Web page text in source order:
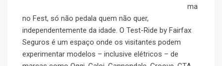
ma
no Fest, só não pedala quem não quer,
independentemente da idade. O Test-Ride by Fairfax
Seguros é um espaço onde os visitantes podem
experimentar modelos – inclusive elétricos – de